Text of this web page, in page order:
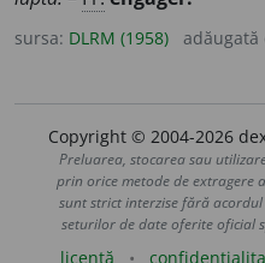
sursa: DLRM (1958) adăugată
Copyright © 2004-2026
Preluarea, stocarea sau
prin orice metode de extragere
sunt strict interzise fără
seturilor de date oferite oficial
licență